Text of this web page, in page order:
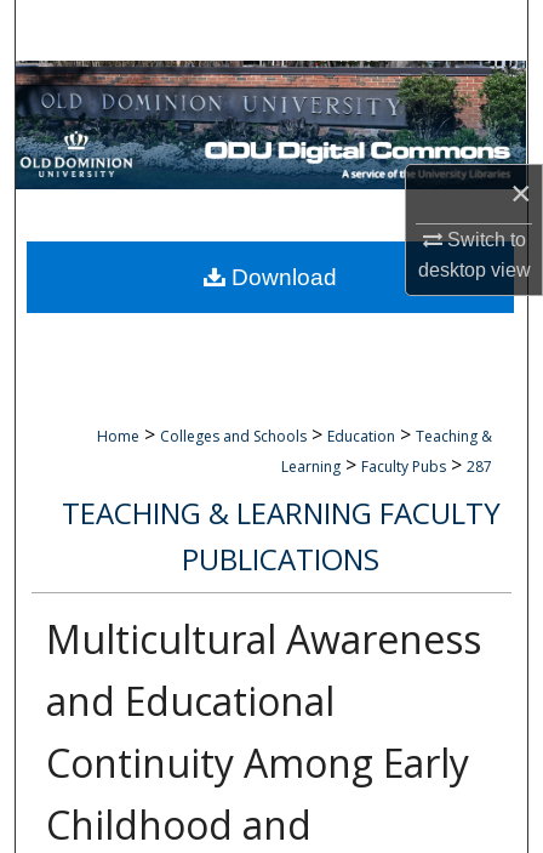
×
Switch to
desktopview
Browse Collections
My Account
Digital Commons Network™
Home > Colleges and Schools > Education > Teaching &
Learning > Faculty Pubs > 287
TEACHING & LEARNING FACULTY
PUBLICATIONS
Multicultural Awareness
and Educational
Continuity Among Early
Childhood and
Download